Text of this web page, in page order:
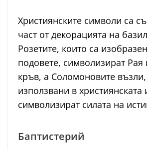
Християнските символи са
част от декорацията на
Розетите, които са
подовете, символизират Рая
кръв, а Соломоновите възли,
използвани в
символизират силата на
Баптистерий